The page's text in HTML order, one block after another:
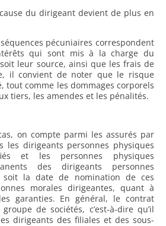
du dirigeant devient de plus en
pécuniaires correspondent
qui sont mis à la charge du
leur source, ainsi que les frais de
il convient de noter que le risque
tout comme les dommages corporels
tiers, les amendes et les pénalités.
on compte parmi les assurés par
les dirigeants personnes physiques
et les personnes physiques
des dirigeants personnes
soit la date de nomination de ces
morales dirigeantes, quant à
garanties. En général, le contrat
de sociétés, c’est-à-dire qu’il
dirigeants des filiales et des sous-